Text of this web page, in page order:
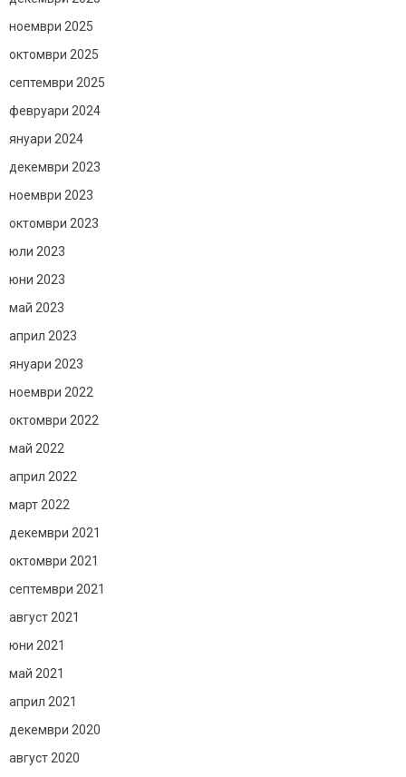
ноември 2025
октомври 2025
септември 2025
февруари 2024
януари 2024
декември 2023
ноември 2023
октомври 2023
юли 2023
юни 2023
май 2023
април 2023
януари 2023
ноември 2022
октомври 2022
май 2022
април 2022
март 2022
декември 2021
октомври 2021
септември 2021
август 2021
юни 2021
май 2021
април 2021
декември 2020
август 2020